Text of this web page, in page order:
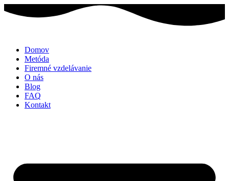
Domov
Metóda
Firemné vzdelávanie
O nás
Blog
FAQ
Kontakt